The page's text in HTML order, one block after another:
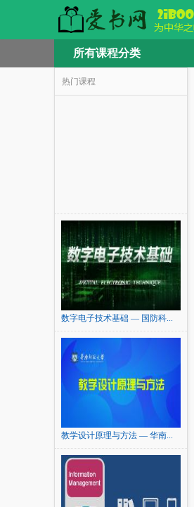
所有课程分类
热门课程
数字电子技术基础 — 国防科...
教学设计原理与方法 — 华南...